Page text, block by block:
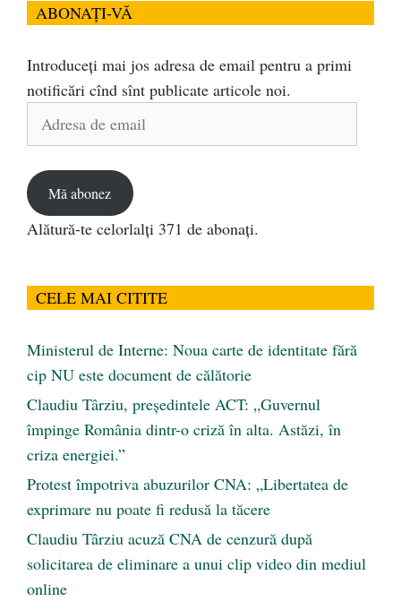
ABONAȚI-VĂ
Introduceți mai jos adresa de email pentru a primi
notificări cînd sînt publicate articole noi.
Adresa
Mă abonez
Alătură-te celorlalți 371 de abonați.
CELE MAI CITITE
Ministerul de Interne: Noua carte de identitate fără
cip NU este document de călătorie
Claudiu Târziu, președintele ACT: „Guvernul
împinge România dintr-o criză în alta. Astăzi, în
criza energiei.”
Protest împotriva abuzurilor CNA: „Libertatea de
exprimare nu poate fi redusă la tăcere
Claudiu Târziu acuză CNA de cenzură după
solicitarea de eliminare a unui clip video din mediul
online